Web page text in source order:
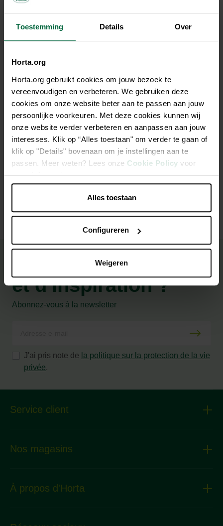
Toestemming Details Over
Horta.org
Horta.org gebruikt cookies om jouw bezoek te
vereenvoudigen en verbeteren. We gebruiken deze
cookies om onze website beter aan te passen aan jouw
persoonlijke voorkeuren. Met deze cookies kunnen wij
onze website verder verbeteren en aanpassen aan jouw
interesses. Klik op “Alles toestaan" om verder te gaan of
klik op "Details" bovenaan om je instellingen aan te
passen. Meer weten? Lees onze Cookie Policy voor
meer informatie.
Alles toestaan
Configureren
Weigeren
Bacs de semis 44x40x8cm
Ce bac à semis pratique s'adapte parfaitement aux cadres
des tables de culture Filclair.
Caractéristiques
Besoin de conseils
et d'inspiration ?
Abonnez-vous à la newsletter
J'ai pris note de la politique sur la protection de la vie
privée.
Service client
Nos magasins
À propos d'Horta